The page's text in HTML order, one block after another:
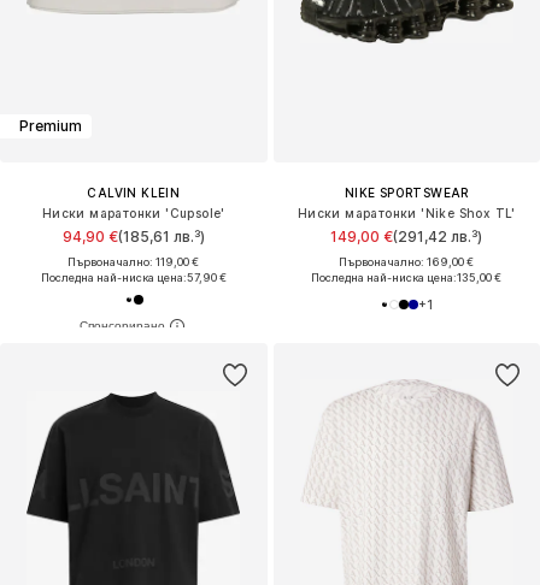
Premium
CALVIN KLEIN
Ниски маратонки 'Cupsole'
94,90 €(185,61 лв.³)
Първоначално: 119,00 €
Последна най-ниска цена:57,90 €
NIKE SPORTSWEAR
Ниски маратонки 'Nike Shox TL'
149,00 €(291,42 лв.³)
Първоначално: 169,00 €
Последна най-ниска цена:135,00 €
+1